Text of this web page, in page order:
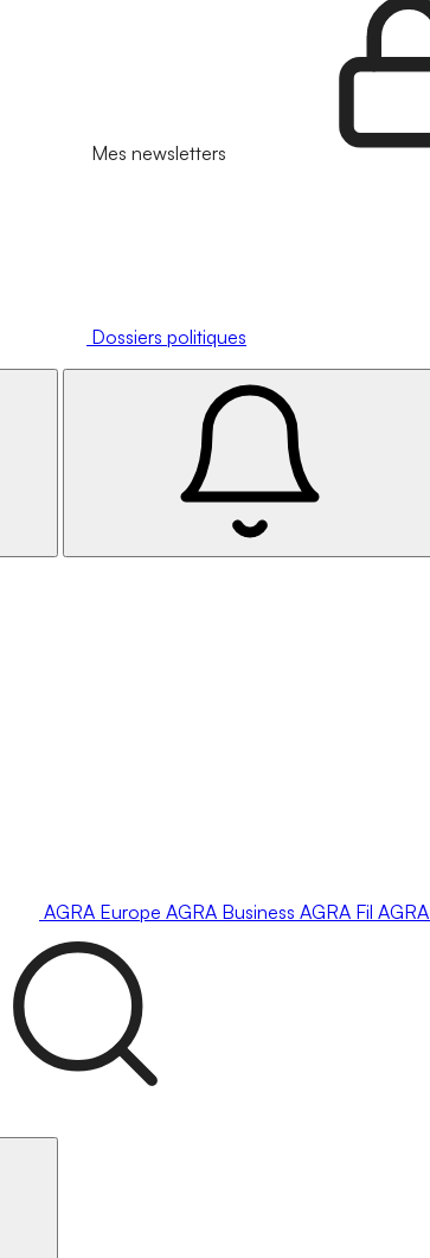
Mes newsletters
Dossiers politiques
AGRA Europe AGRA Business AGRA Fil AGRA